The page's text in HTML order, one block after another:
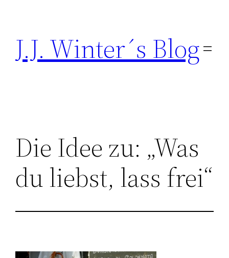
Inhalt
wechseln
J.J. Winter´s Blog
Die Idee zu: „Was
du liebst, lass frei“